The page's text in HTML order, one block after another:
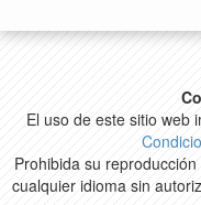
El uso de este sitio web
Prohibida su
cualquier idioma sin